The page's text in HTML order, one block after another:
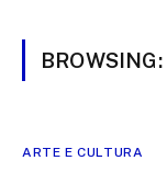
BROWSING:
ARTE E CULTURA